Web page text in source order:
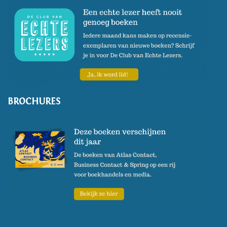
lovende kritieken. In oktober
2002 verscheen de roman
Hokwerda's kind'
die bijzonder
goed ontvangen werd. Het
werd in België genomineerd
verschenen in Duitsland,
Frankrijk en Denemarken.
Oek de Jongs dagboek 'De
wonderen van de heilbot'
BROCHURES